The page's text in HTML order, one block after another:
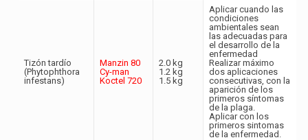
Tizón tardío
(Phytophthora
infestans)
Manzin 80
Cy-man
Koctel 720
2.0 kg
1.2 kg
1.5 kg
Aplicar cuando las
condiciones
ambientales sean
las adecuadas para
el desarrollo de la
enfermedad
Realizar máximo
dos aplicaciones
consecutivas, con la
aparición de los
primeros síntomas
de la plaga.
Aplicar con los
primeros sintomas
de la enfermedad.